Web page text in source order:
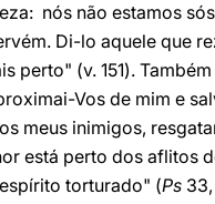
nós não estamos
Di-lo aquele que
perto" (v. 151).
Vos de mim e
meus inimigos,
está perto dos aflitos
torturado" (Ps